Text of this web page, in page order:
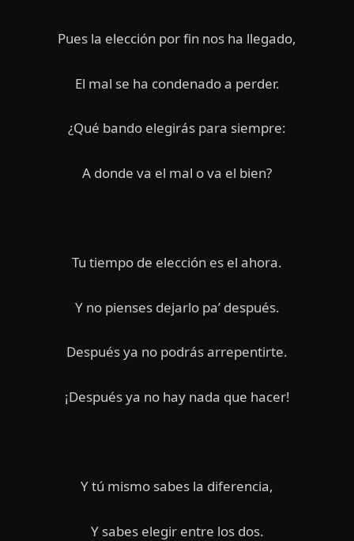
Pues la elección por fin nos ha llegado,
El mal se ha condenado a perder.
¿Qué bando elegirás para siempre:
A donde va el mal o va el bien?
Tu tiempo de elección es el ahora.
Y no pienses dejarlo pa’ después.
Después ya no podrás arrepentirte.
¡Después ya no hay nada que hacer!
Y tú mismo sabes la diferencia,
Y sabes elegir entre los dos.